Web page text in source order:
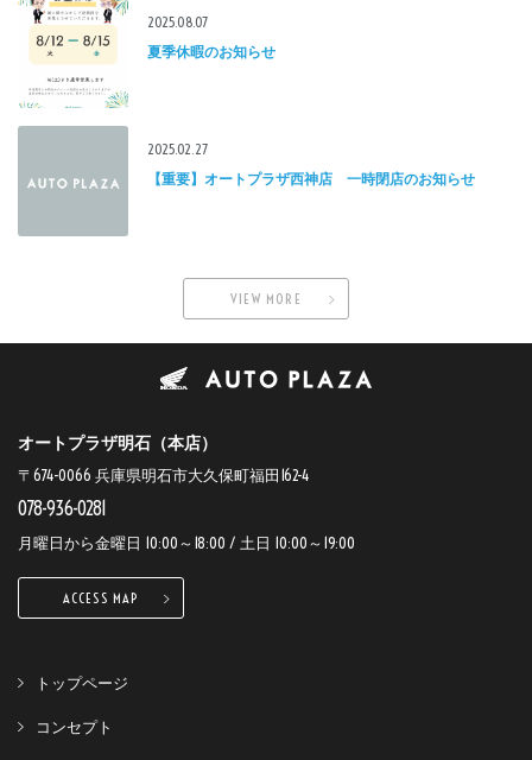
2025.08.07
夏季休暇のお知らせ
2025.02.27
【重要】オートプラザ西神店 一時閉店のお知らせ
VIEW MORE
オートプラザ明石（本店）
〒674-0066 兵庫県明石市大久保町福田162-4
078-936-0281
月曜日から金曜日 10:00～18:00 / 土日 10:00～19:00
ACCESS MAP
トップページ
コンセプト